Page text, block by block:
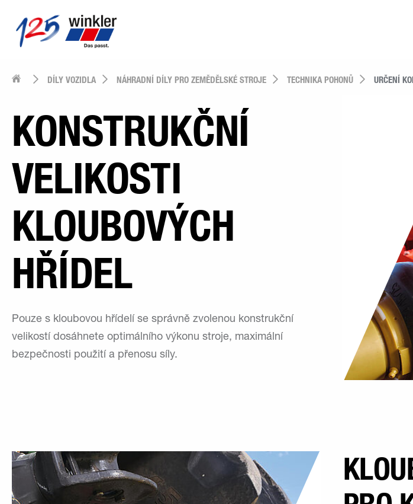
DÍLY VOZIDLA NÁHRADNÍ DÍLY PRO ZEMĚDĚLSKÉ STROJE TECHNIKA POHONŮ URČENÍ
KONSTRUKČNÍ
VELIKOSTI
KLOUBOVÝCH
HŘÍDEL
Pouze s kloubovou hřídelí se správně zvolenou konstrukční
velikostí dosáhnete optimálního výkonu stroje, maximální
bezpečnosti použití a přenosu síly.